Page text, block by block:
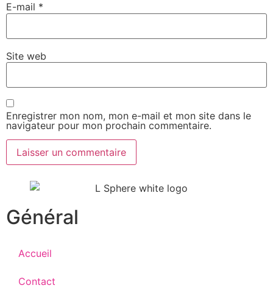
E-mail *
Site web
Enregistrer mon nom, mon e-mail et mon site dans le
navigateur pour mon prochain commentaire.
Général
Accueil
Contact